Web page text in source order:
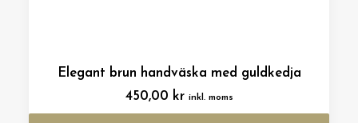
Elegant brun handväska med guldkedja
450,00 kr inkl. moms